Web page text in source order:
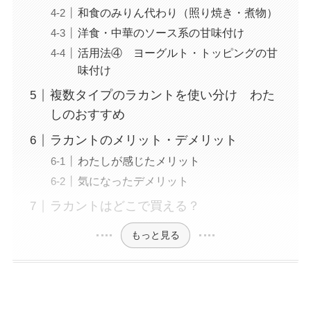
和食のみりん代わり（照り焼き・煮物）
洋食・中華のソース系の甘味付け
活用法④ ヨーグルト・トッピングの甘
味付け
複数タイプのラカントを使い分け わた
しのおすすめ
ラカントのメリット・デメリット
わたしが感じたメリット
気になったデメリット
ラカントはどこで買える？
もっと見る